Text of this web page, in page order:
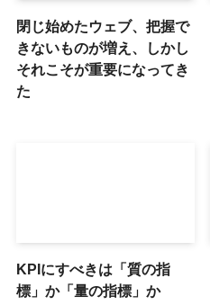
閉じ始めたウェブ、把握で
きないものが増え、しかし
それこそが重要になってき
た
KPIにすべきは「質の指
標」か「量の指標」か